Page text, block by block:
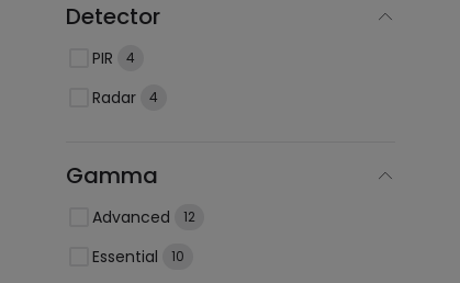
Detector
PIR 4
Radar 4
Gamma
Advanced 12
Essential 10